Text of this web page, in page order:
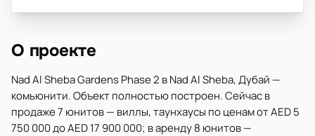
О проекте
Nad Al Sheba Gardens Phase 2 в Nad Al Sheba, Дубай —
комьюнити. Объект полностью построен. Сейчас в
продаже 7 юнитов — виллы, таунхаусы по ценам от AED 5
750 000 до AED 17 900 000; в аренду 8 юнитов —